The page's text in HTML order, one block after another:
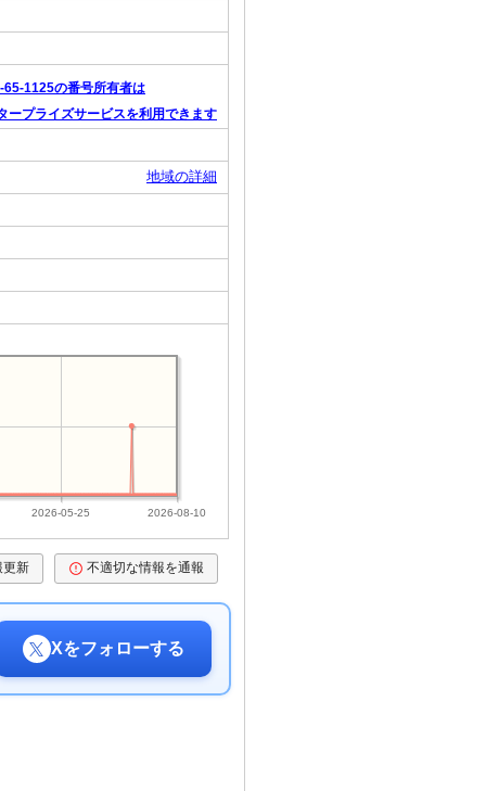
65-1125の番号所有者は
ープライズサービスを利用できます
地域の詳細
2026-05-25 2026-08-10
更新 不適切な情報を通報
Xをフォローする